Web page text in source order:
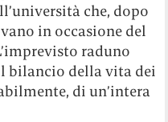
che, dopo
in occasione del
raduno
bilancio della vita dei
di un’intera